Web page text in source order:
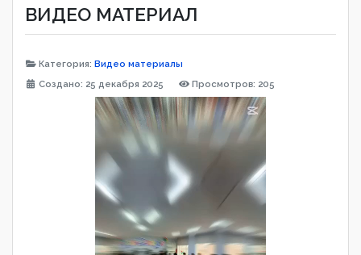
ВИДЕО МАТЕРИАЛ
Категория:Видео материалы
Создано: 25 декабря 2025
Просмотров: 205